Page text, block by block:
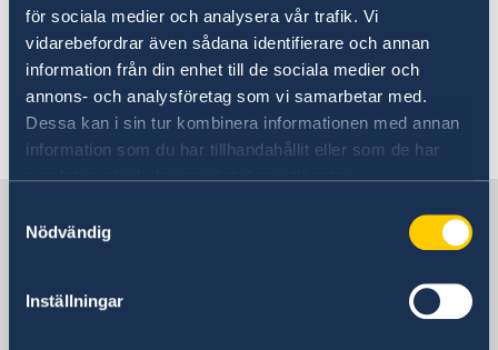
för sociala medier och analysera vår trafik. Vi
vidarebefordrar även sådana identifierare och annan
information från din enhet till de sociala medier och
annons- och analysföretag som vi samarbetar med.
Dessa kan i sin tur kombinera informationen med annan
information som du har tillhandahållit eller som de har
samlat in när du har använt deras tjänster.
Nödvändig
Inställningar
For information about protection and asylum in
Sweden, please visit Migrationsverkets
webpage
Last updated 11 Dec 2017, 12.24 PM
Sweden in the European Union
Representation